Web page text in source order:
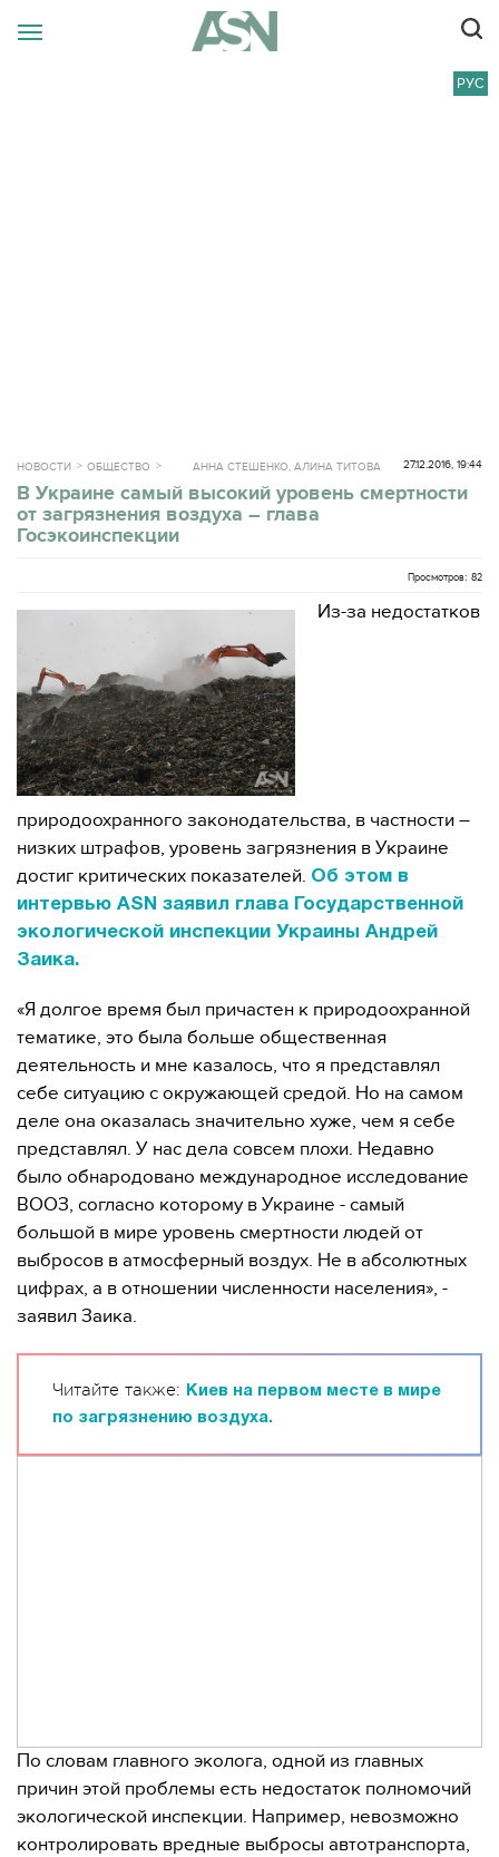
РУС
НОВОСТИ ОБЩЕСТВО 27.12.2016, 19:44
АННА СТЕШЕНКО, АЛИНА ТИТОВА
В Украине самый высокий уровень смертности
от загрязнения воздуха – глава
Госэкоинспекции
Просмотров: 82
Из-за недостатков
природоохранного законодательства, в частности –
низких штрафов, уровень загрязнения в Украине
достиг критических показателей. Об этом в
интервью ASN заявил глава Государственной
экологической инспекции Украины Андрей
Заика.
«Я долгое время был причастен к природоохранной
тематике, это была больше общественная
деятельность и мне казалось, что я представлял
себе ситуацию с окружающей средой. Но на самом
деле она оказалась значительно хуже, чем я себе
представлял. У нас дела совсем плохи. Недавно
было обнародовано международное исследование
ВООЗ, согласно которому в Украине - самый
большой в мире уровень смертности людей от
выбросов в атмосферный воздух. Не в абсолютных
цифрах, а в отношении численности населения», -
заявил Заика.
Читайте также:
Киев на первом месте в мире
по загрязнению воздуха.
По словам главного эколога, одной из главных
причин этой проблемы есть недостаток полномочий
экологической инспекции. Например, невозможно
контролировать вредные выбросы автотранспорта,